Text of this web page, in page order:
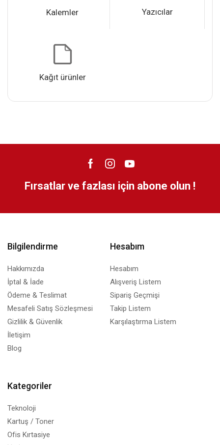
Kalemler Yazıcılar
Kağıt ürünler
Fırsatlar ve fazlası için abone olun !
Bilgilendirme
Hakkımızda
İptal & İade
Ödeme & Teslimat
Mesafeli Satış Sözleşmesi
Gizlilik & Güvenlik
İletişim
Blog
Hesabım
Hesabım
Alışveriş Listem
Sipariş Geçmişi
Takip Listem
Karşılaştırma Listem
Kategoriler
Teknoloji
Kartuş / Toner
Ofis Kırtasiye